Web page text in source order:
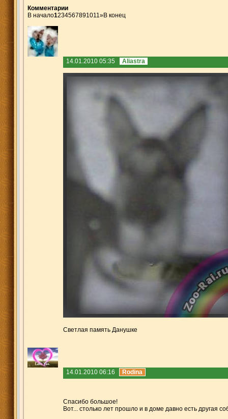
Комментарии
В начало1234567891011»В конец
14.01.2010 05:35 Aliastra
Светлая память Данушке
14.01.2010 06:16 Rodina
Спасибо большое!
Вот... столько лет прошло и в доме давно есть другая